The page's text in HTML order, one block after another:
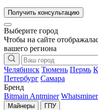
Получить консультацию
Выберите город
Чтобы на сайте
вашего региона
Челябинск Тюмень Пермь
Петербург Самара
Бренд
Bitmain Antminer Whatsminer
Майнеры ГПУ